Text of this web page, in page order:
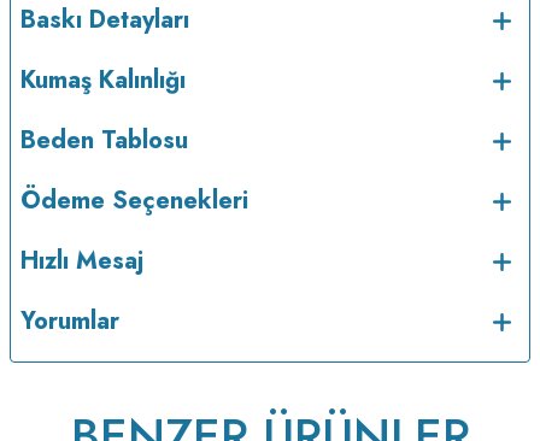
Bakım : Kısa programda maksimum 30
Kuru temizleme yapılmaz.
Baskı Detayları
Kumaş Kalınlığı
Beden Tablosu
Ödeme Seçenekleri
Hızlı Mesaj
Yorumlar